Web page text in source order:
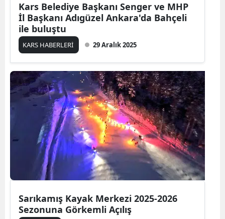
Kars Belediye Başkanı Senger ve MHP
İl Başkanı Adıgüzel Ankara'da Bahçeli
ile buluştu
KARS HABERLERİ 29 Aralık 2025
Sarıkamış Kayak Merkezi 2025-2026
Sezonuna Görkemli Açılış